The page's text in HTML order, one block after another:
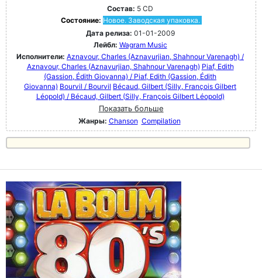
Состав: 5 CD
Состояние: Новое. Заводская упаковка.
Дата релиза: 01-01-2009
Лейбл: Wagram Music
Исполнители: Aznavour, Charles (Aznavurjian, Shahnour Varenagh) /
Aznavour, Charles (Aznavurjian, Shahnour Varenagh) Piaf, Edith
(Gassion, Édith Giovanna) / Piaf, Edith (Gassion, Édith
Giovanna) Bourvil / Bourvil Bécaud, Gilbert (Silly, François Gilbert
Léopold) / Bécaud, Gilbert (Silly, François Gilbert Léopold)
Показать больше
Жанры: Chanson Compilation